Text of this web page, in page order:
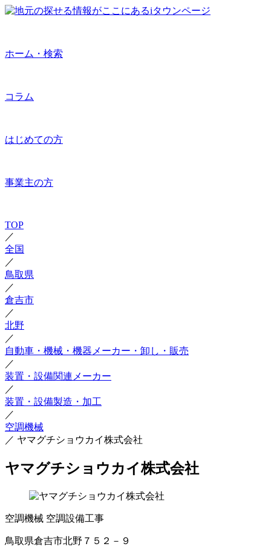
ホーム・検索
コラム
はじめての方
事業主の方
TOP
／
全国
／
鳥取県
／
倉吉市
／
北野
／
自動車・機械・機器メーカー・卸し・販売
／
装置・設備関連メーカー
／
装置・設備製造・加工
／
空調機械
／ ヤマグチショウカイ株式会社
ヤマグチショウカイ株式会社
空調機械 空調設備工事
鳥取県倉吉市北野７５２－９